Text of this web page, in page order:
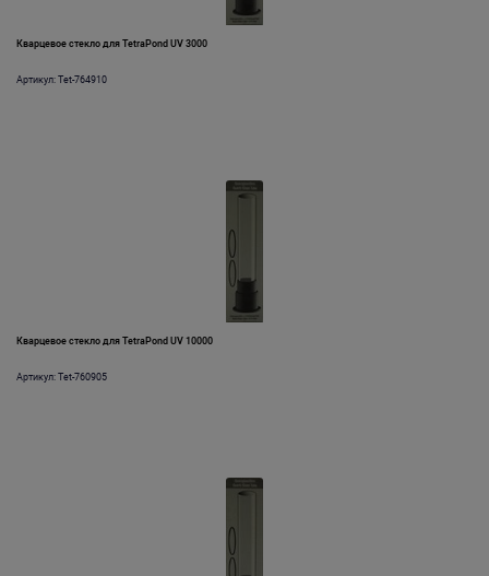
Кварцевое стекло для TetraPond UV 3000
Артикул: Tet-764910
Кварцевое стекло для TetraPond UV 10000
Артикул: Tet-760905